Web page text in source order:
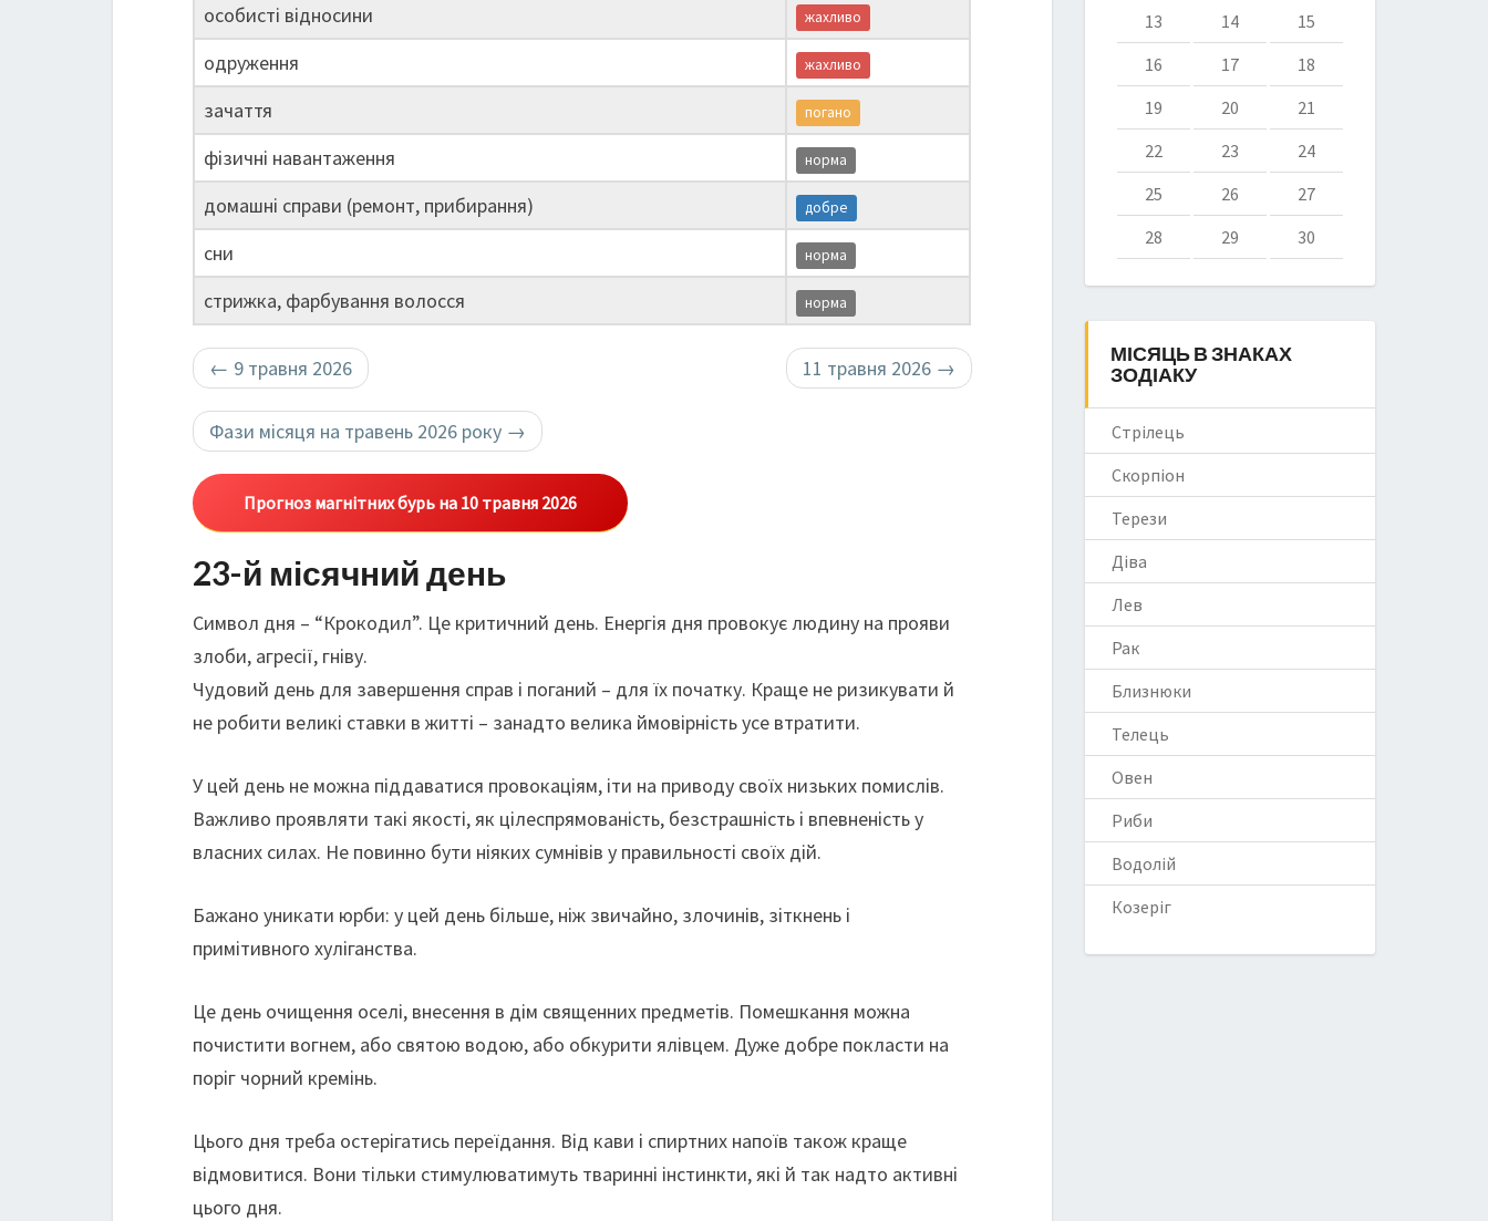
особисті відносини жахливо
одруження жахливо
зачаття погано
фізичні навантаження норма
домашні справи (ремонт, прибирання) добре
сни норма
стрижка, фарбування волосся норма
← 9 травня 2026 11 травня 2026 →
Фази місяця на травень 2026 року →
Прогноз магнітних бурь на 10 травня 2026
23-й місячний день
Символ дня – “Крокодил”. Це критичний день. Енергія дня провокує людину на прояви
злоби, агресії, гніву.
Чудовий день для завершення справ і поганий – для їх початку. Краще не ризикувати й
не робити великі ставки в житті – занадто велика ймовірність усе втратити.
У цей день не можна піддаватися провокаціям, іти на приводу своїх низьких помислів.
Важливо проявляти такі якості, як цілеспрямованість, безстрашність і впевненість у
власних силах. Не повинно бути ніяких сумнівів у правильності своїх дій.
Бажано уникати юрби: у цей день більше, ніж звичайно, злочинів, зіткнень і
примітивного хуліганства.
Це день очищення оселі, внесення в дім священних предметів. Помешкання можна
почистити вогнем, або святою водою, або обкурити ялівцем. Дуже добре покласти на
поріг чорний кремінь.
Цього дня треба остерігатись переїдання. Від кави і спиртних напоїв також краще
відмовитися. Вони тільки стимулюватимуть тваринні інстинкти, які й так надто активні
цього дня.
13
14
15
16
17
18
19
20
21
22
23
24
25
26
27
28
29 30
МІСЯЦЬ В ЗНАКАХ
ЗОДІАКУ
Стрілець
Скорпіон
Терези
Діва
Лев
Рак
Близнюки
Телець
Овен
Риби
Водолій
Козеріг